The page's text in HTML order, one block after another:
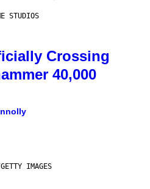
STUDIOS
Crossing
40,000
IMAGES